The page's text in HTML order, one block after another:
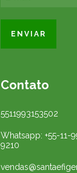
Contato
5511993153502
Whatsapp: +55-11-
9210